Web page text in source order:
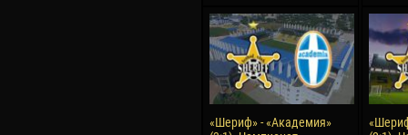
«Шериф» - «Академия»